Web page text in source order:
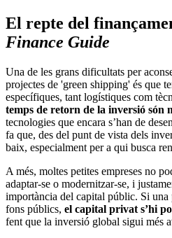
El repte del
Finance Guide
Una de les grans dificultats per
projectes de 'green shipping' és que
específiques, tant logístiques com
temps de retorn de la inversió són
tecnologies que encara s’han de
fa que, des del punt de vista dels
baix, especialment per a qui busca
A més, moltes petites empreses no
adaptar-se o modernitzar-se, i
importància del capital públic. Si una
fons públics, el capital privat s’hi
fent que la inversió global sigui més